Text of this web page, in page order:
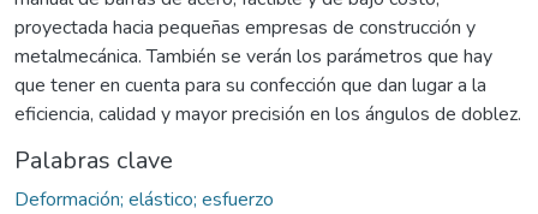
proyectada hacia pequeñas empresas de construcción y
metalmecánica. También se verán los parámetros que hay
que tener en cuenta para su confección que dan lugar a la
eficiencia, calidad y mayor precisión en los ángulos de doblez.
Palabras clave
Deformación; elástico; esfuerzo